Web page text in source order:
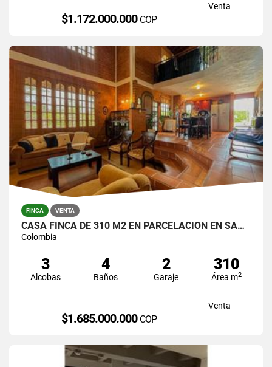
Venta
$1.172.000.000 COP
FINCA VENTA
CASA FINCA DE 310 M2 EN PARCELACION EN SANTA ELENA / LOTE DE 6.450 M2
Colombia
3
Alcobas
4
Baños
2
Garaje
310
Área m2
Venta
$1.685.000.000 COP